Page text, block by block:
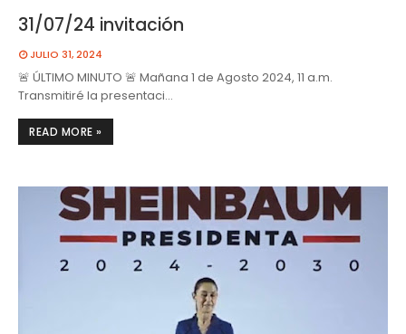
31/07/24 invitación
JULIO 31, 2024
🚨 ÚLTIMO MINUTO 🚨 Mañana 1 de Agosto 2024, 11 a.m.
Transmitiré la presentaci…
READ MORE »